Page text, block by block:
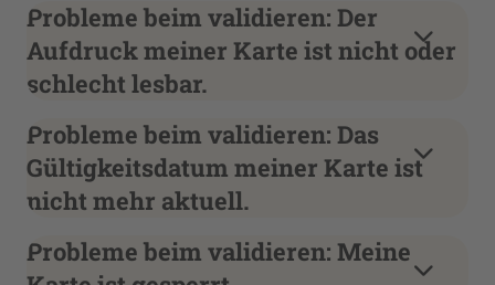
Probleme beim validieren: Der
Aufdruck meiner Karte ist nicht oder
schlecht lesbar.
Probleme beim validieren: Das
Gültigkeitsdatum meiner Karte ist
nicht mehr aktuell.
Probleme beim validieren: Meine